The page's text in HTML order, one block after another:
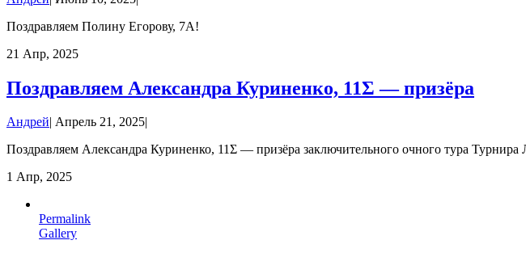
Поздравляем Полину Егорову, 7А!
21 Апр, 2025
Поздравляем Александра Куриненко, 11Σ — призёра
Андрей| Апрель 21, 2025|
Поздравляем Александра Куриненко, 11Σ — призёра заключительного очного тура
1 Апр, 2025
Permalink
Gallery